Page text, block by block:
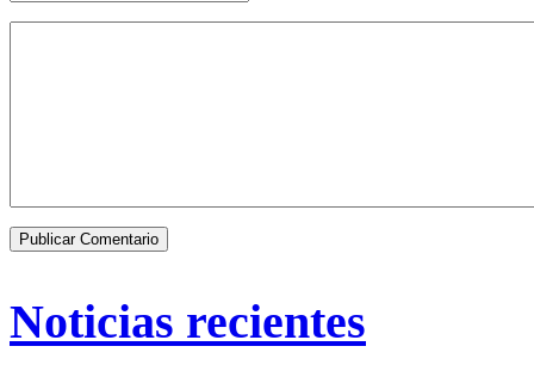
Noticias recientes